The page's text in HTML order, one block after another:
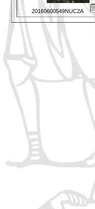
20160600549NUC2A